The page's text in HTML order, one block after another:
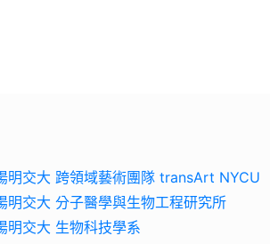
明交大 跨領域藝術團隊 transArt NYCU
明交大 分子醫學與生物工程研究所
明交大 生物科技學系